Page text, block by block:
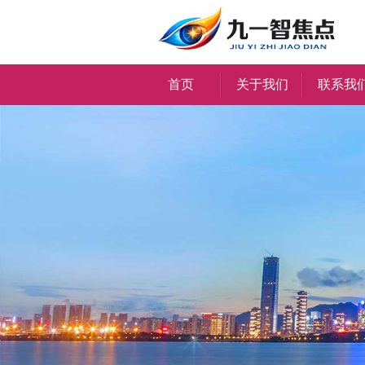
首页 关于我们 联系我